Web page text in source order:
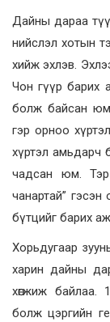
Дайны дараа
нийслэл хотын
хийж эхлэв.
Чон гүүр барих
болж байсан юм.
гэр орноо
хүртэл амьдарч
чадсан юм. Тэр
чанартай”
бүтцийг барих
Хорьдугаар
харин дайны
хөгжиж байлаа.
болж цэргийн